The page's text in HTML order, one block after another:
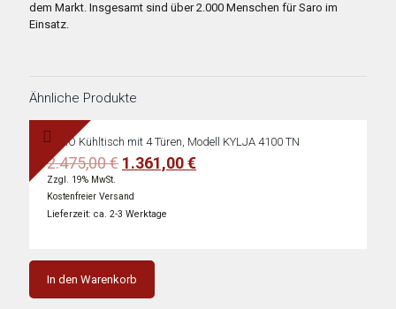
dem Markt. Insgesamt sind über 2.000 Menschen für Saro im
Einsatz.
Ähnliche Produkte
SARO Kühltisch mit 4 Türen, Modell KYLJA 4100 TN
2.475,00€ Ursprünglicher
war:
2.475,00 €
1.361,00€Aktueller
Zzgl. 19% MwSt.
Kostenfreier Versand
Lieferzeit: ca. 2-3 Werktage
In den Warenkorb